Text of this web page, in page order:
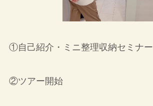
①自己紹介・ミニ整理収納セミナー
②ツアー開始